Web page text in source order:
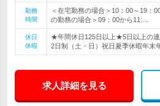
勤務
時間
＜在宅勤務の場合＞10：00～19：
の勤務の場合＞09：00から11:…
休日
休暇
★年間休日125日以上★5日以上の
2日制（土・日）祝日夏季休暇年末
求人詳細を見る